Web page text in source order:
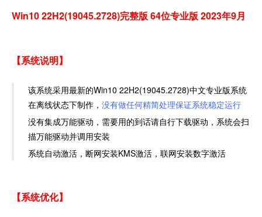
Win10 22H2(19045.2728)完整版 64位专业版 2023年9月
【系统说明】
该系统采用最新的Win10 22H2(19045.2728)中文专业版系统
在离线状态下制作， 没有做任何精简处理保证系统稳定运行
没有集成万能驱动，需要用的到话请自行下载驱动，系统会扫
描万能驱动并调用安装
系统自动激活，断网安装KMS激活，联网安装数字激活
【系统优化】